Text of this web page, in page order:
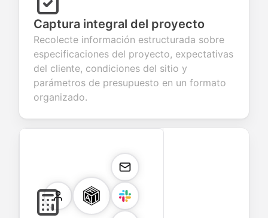
Captura integral del proyecto
Recolecte información estructurada sobre
especificaciones del proyecto, expectativas
del cliente, condiciones del sitio y
parámetros de presupuesto en un formato
organizado.